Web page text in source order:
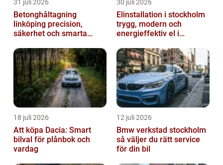
31 juli 2026
Betonghåltagning
linköping precision,
säkerhet och smarta
30 juli 2026
Elinstallation i stockholm
trygg, modern och
energieffektiv el i
18 juli 2026
Att köpa Dacia: Smart
bilval för plånbok och
vardag
12 juli 2026
Bmw verkstad stockholm
så väljer du rätt service
för din bil